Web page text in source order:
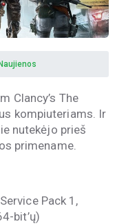
Clancy’s The
kompiuteriams. Ir
nutekėjo prieš
primename.
Pack 1,
bit’ų)